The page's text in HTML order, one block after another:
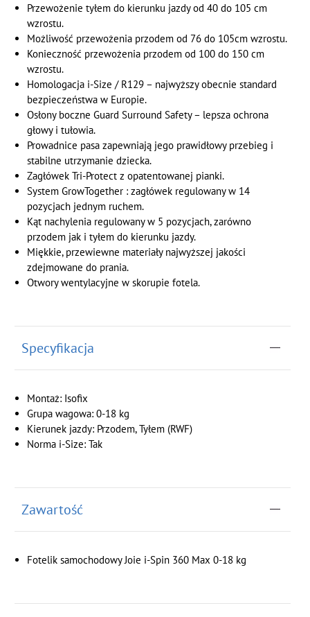
Przewożenie tyłem do kierunku jazdy od 40 do 105 cm
wzrostu.
Możliwość przewożenia przodem od 76 do 105cm wzrostu.
Konieczność przewożenia przodem od 100 do 150 cm
wzrostu.
Homologacja i-Size / R129 – najwyższy obecnie standard
bezpieczeństwa w Europie.
Osłony boczne Guard Surround Safety – lepsza ochrona
głowy i tułowia.
Prowadnice pasa zapewniają jego prawidłowy przebieg i
stabilne utrzymanie dziecka.
Zagłówek Tri-Protect z opatentowanej pianki.
System GrowTogether : zagłówek regulowany w 14
pozycjach jednym ruchem.
Kąt nachylenia regulowany w 5 pozycjach, zarówno
przodem jak i tyłem do kierunku jazdy.
Miękkie, przewiewne materiały najwyższej jakości
zdejmowane do prania.
Otwory wentylacyjne w skorupie fotela.
Specyfikacja
Montaż: Isofix
Grupa wagowa: 0-18 kg
Kierunek jazdy: Przodem, Tyłem (RWF)
Norma i-Size: Tak
Zawartość
Fotelik samochodowy Joie i-Spin 360 Max 0-18 kg